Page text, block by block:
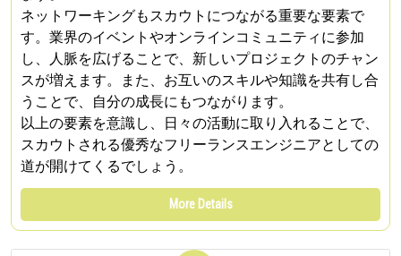
ネットワーキングもスカウトにつながる重要な要素で
す。業界のイベントやオンラインコミュニティに参加
し、人脈を広げることで、新しいプロジェクトのチャン
スが増えます。また、お互いのスキルや知識を共有し合
うことで、自分の成長にもつながります。
以上の要素を意識し、日々の活動に取り入れることで、
スカウトされる優秀なフリーランスエンジニアとしての
道が開けてくるでしょう。
More Details